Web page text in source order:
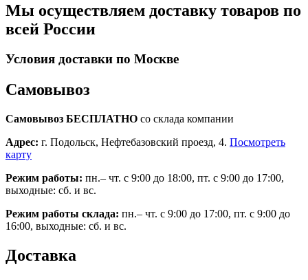
Мы осуществляем доставку товаров по
всей России
Условия доставки по Москве
Самовывоз
Самовывоз БЕСПЛАТНО со склада компании
Адрес: г. Подольск, Нефтебазовский проезд, 4. Посмотреть
карту
Режим работы: пн.– чт. с 9:00 до 18:00, пт. с 9:00 до 17:00,
выходные: сб. и вс.
Режим работы склада: пн.– чт. с 9:00 до 17:00, пт. с 9:00 до
16:00, выходные: сб. и вс.
Доставка